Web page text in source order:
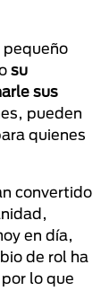
pequeño
su
sus
pueden
quienes
convertido
en día,
de rol ha
lo que